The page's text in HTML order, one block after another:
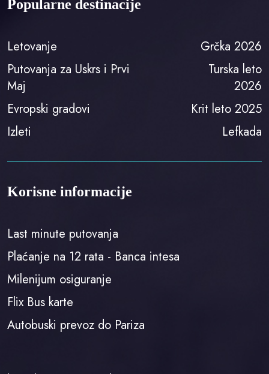
Popularne destinacije
Letovanje
Putovanja za Uskrs i Prvi
Maj
Evropski gradovi
Izleti
Grčka 2026
Turska leto
2026
Krit leto 2025
Lefkada
Korisne informacije
Last minute putovanja
Plaćanje na 12 rata - Banca intesa
Milenijum osiguranje
Flix Bus karte
Autobuski prevoz do Pariza